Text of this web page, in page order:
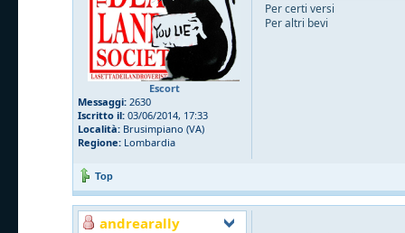
Escort
Messaggi: 2630
Iscritto il: 03/06/2014, 17:33
Località: Brusimpiano (VA)
Regione: Lombardia
Per certi versi
Per altri bevi
Top
andrearally